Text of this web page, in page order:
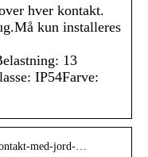
hver kontakt.
kun installeres
13
IP54Farve:
med-jord-…